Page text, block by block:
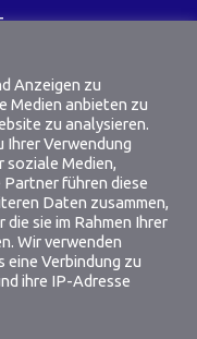
Anzeigen zu
Medien anbieten zu
zu analysieren.
Ihrer Verwendung
soziale Medien,
Partner führen diese
Daten zusammen,
sie im Rahmen Ihrer
Wir verwenden
eine Verbindung zu
ihre IP-Adresse